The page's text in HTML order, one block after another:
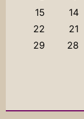
14
15
21
22
28
29